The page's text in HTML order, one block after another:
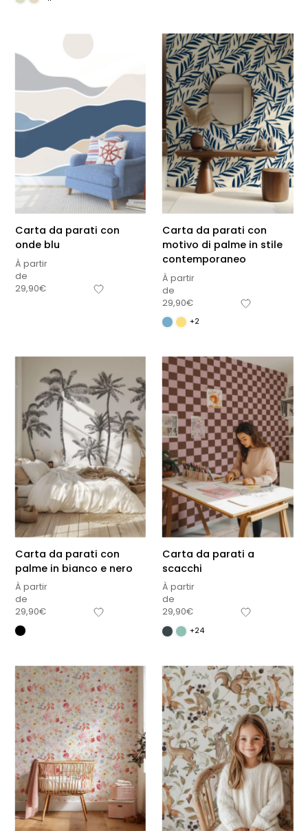
Carta da parati con
onde blu
À partir
de
29,90€
Carta da parati con
motivo di palme in stile
contemporaneo
À partir
de
29,90€
+2
Carta da parati con
palme in bianco e nero
À partir
de
29,90€
Carta da parati a
scacchi
À partir
de
29,90€
+24